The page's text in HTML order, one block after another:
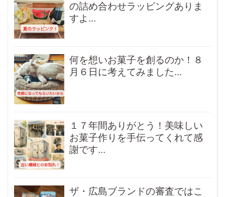
の詰め合わせラッピングありま
すよ...
何を想いお菓子を創るのか！８
月６日に考えてみました...
１７年間ありがとう！美味しい
お菓子作りを手伝ってくれて感
謝です...
ザ・広島ブランドの審査ではこ